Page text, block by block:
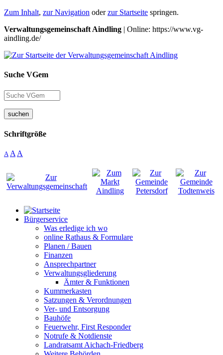
Zum Inhalt, zur Navigation oderzur Startseite springen.
Verwaltungsgemeinschaft Aindling | Online: https://www.vg-
aindling.de/
Suche VGem
suchen
Schriftgröße
A A A
Bürgerservice
Was erledige ich wo
online Rathaus & Formulare
Planen / Bauen
Finanzen
Ansprechpartner
Verwaltungsgliederung
Ämter & Funktionen
Kummerkasten
Satzungen & Verordnungen
Ver- und Entsorgung
Bauhöfe
Feuerwehr, First Responder
Notrufe & Notdienste
Landratsamt Aichach-Friedberg